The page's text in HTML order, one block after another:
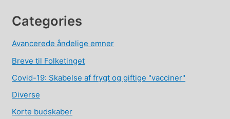
Categories
Avancerede åndelige emner
Breve til Folketinget
Covid-19: Skabelse af frygt og giftige "vacciner"
Diverse
Korte budskaber